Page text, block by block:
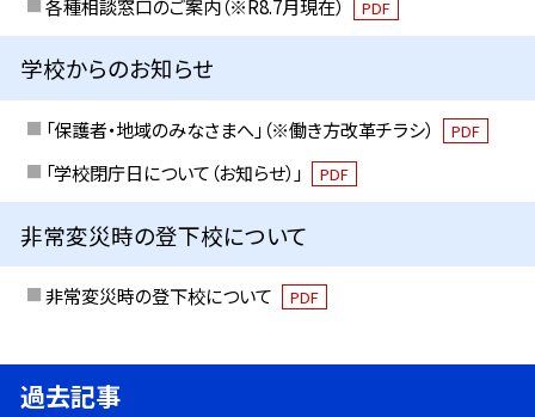
各種相談窓口のご案内（※R8.7月現在） PDF
学校からのお知らせ
「保護者・地域のみなさまへ」（※働き方改革チラシ） PDF
「学校閉庁日について（お知らせ）」 PDF
非常変災時の登下校について
非常変災時の登下校について PDF
過去記事